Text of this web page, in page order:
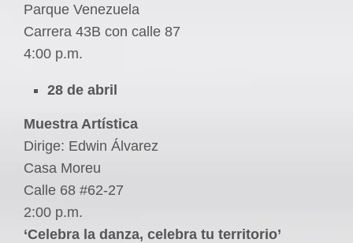
Parque Venezuela
Carrera 43B con calle 87
4:00 p.m.
28 de abril
Muestra Artística
Dirige: Edwin Álvarez
Casa Moreu
Calle 68 #62-27
2:00 p.m.
‘Celebra la danza, celebra tu territorio’